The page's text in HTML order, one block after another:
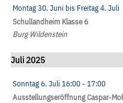
Montag 30. Juni bis Freitag 4. Juli
Schullandheim Klasse 6
Burg Wildenstein
Juli 2025
Sonntag 6. Juli 16:00- 17:00
Ausstellungseröffnung Caspar-